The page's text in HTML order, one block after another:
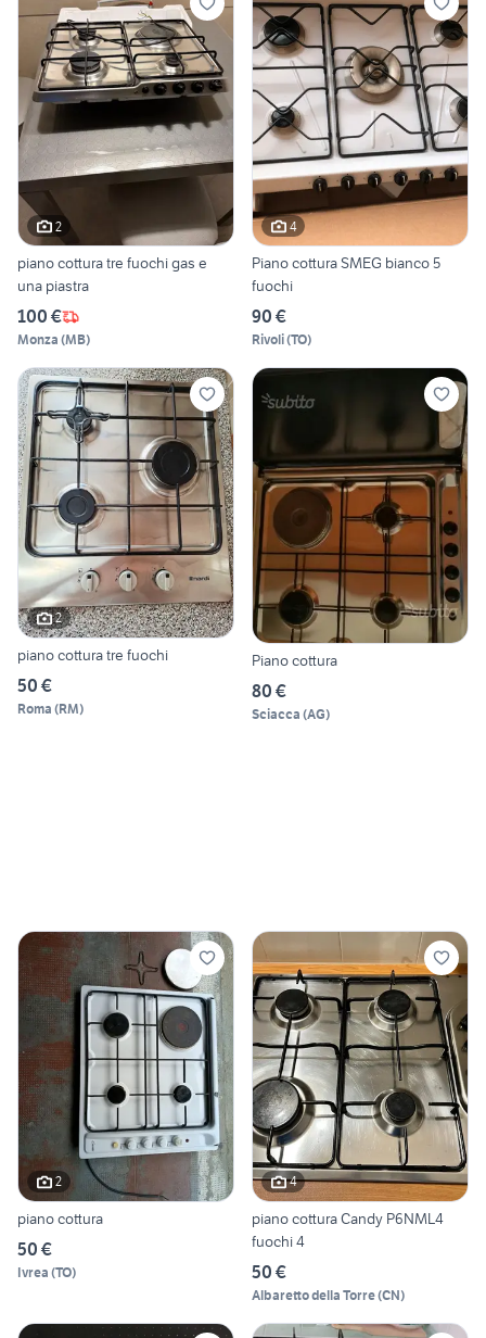
2
piano cottura tre fuochi gas e
una piastra
100 €
Monza (MB)
4
Piano cottura SMEG bianco 5
fuochi
90 €
Rivoli(TO)
2
piano cottura tre fuochi
50 €
Roma (RM)
Piano cottura
80 €
Sciacca (AG)
2
piano cottura
50 €
Ivrea (TO)
4
piano cottura Candy P6NML4
fuochi 4
50 €
Albaretto della Torre(CN)